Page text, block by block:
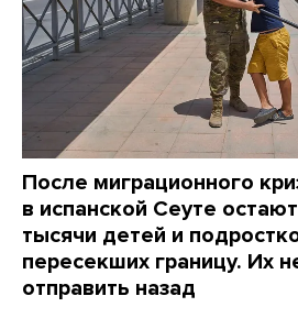
После миграционного
в испанской Сеуте
тысячи детей и
пересекших границу. Их
отправить назад